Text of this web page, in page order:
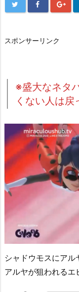
スポンサーリンク
※盛大なネタ
くない人は戻
シャドウモスにア
アルヤが狙われるエ